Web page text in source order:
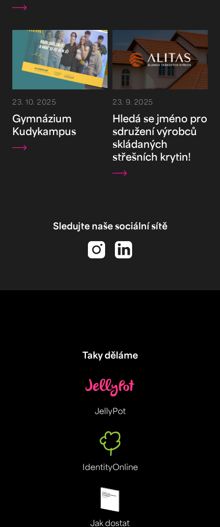
23. 10. 2025
Gymnázium
Kudykampus
23. 9. 2025
Hledá se jméno pro
sdružení výrobců
skládaných
střešních krytin!
Sledujte naše sociální sítě
Taky děláme
JellyPot
IdentityOnline
Jak dostat